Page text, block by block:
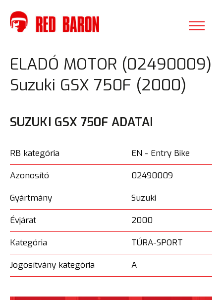
ELADÓ MOTOR (02490009)
Suzuki GSX 750F (2000)
SUZUKI GSX 750F ADATAI
RB kategória
EN - Entry Bike
Azonosító
02490009
Gyártmány
Suzuki
Évjárat
2000
Kategória
TÚRA-SPORT
Jogosítvány kategória
A